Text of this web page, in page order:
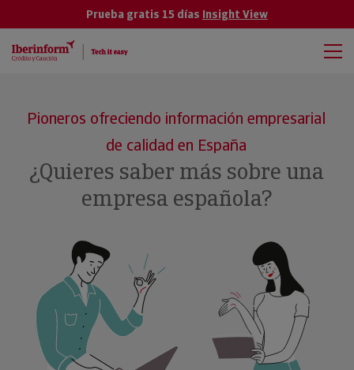
Prueba gratis 15 días Insight View
Pioneros ofreciendo información empresarial
de calidad en España
¿Quieres saber más sobre una
empresa española?